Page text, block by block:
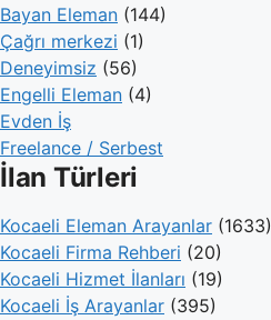
Bayan Eleman (144)
Çağrı merkezi (1)
Deneyimsiz (56)
Engelli Eleman (4)
Evden İş
Freelance / Serbest
İlan Türleri
Kocaeli Eleman Arayanlar (1633)
Kocaeli Firma Rehberi (20)
Kocaeli Hizmet İlanları (19)
Kocaeli İş Arayanlar (395)